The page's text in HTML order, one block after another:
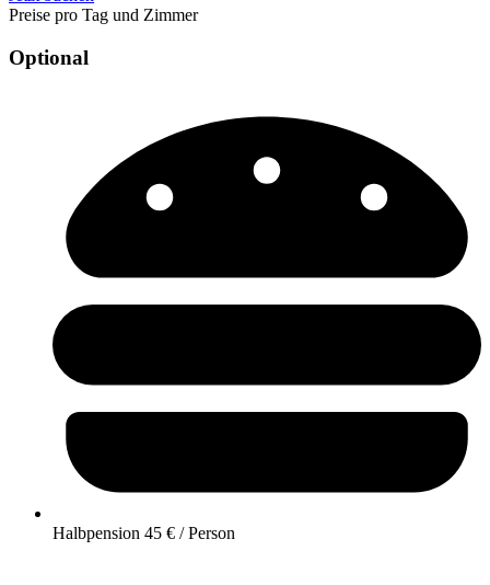
Preise pro Tag und Zimmer
Optional
Halbpension 45 € / Person